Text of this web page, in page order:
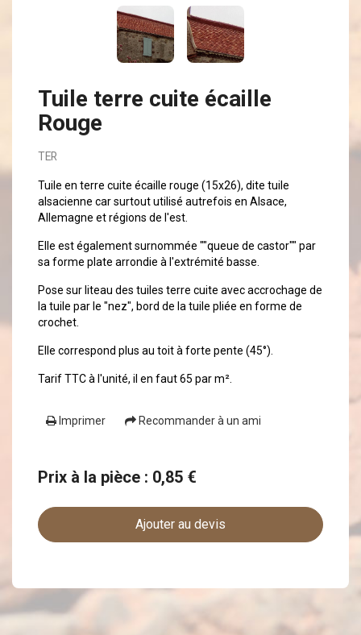
Tuile terre cuite écaille
Rouge
TER
Tuile en terre cuite écaille rouge (15x26), dite tuile
alsacienne car surtout utilisé autrefois en Alsace,
Allemagne et régions de l'est.
Elle est également surnommée ""queue de castor"" par
sa forme plate arrondie à l'extrémité basse.
Pose sur liteau des tuiles terre cuite avec accrochage de
la tuile par le "nez", bord de la tuile pliée en forme de
crochet.
Elle correspond plus au toit à forte pente (45°).
Tarif TTC à l'unité, il en faut 65 par m².
Imprimer Recommander à un ami
Prix à la pièce : 0,85 €
Ajouter au devis